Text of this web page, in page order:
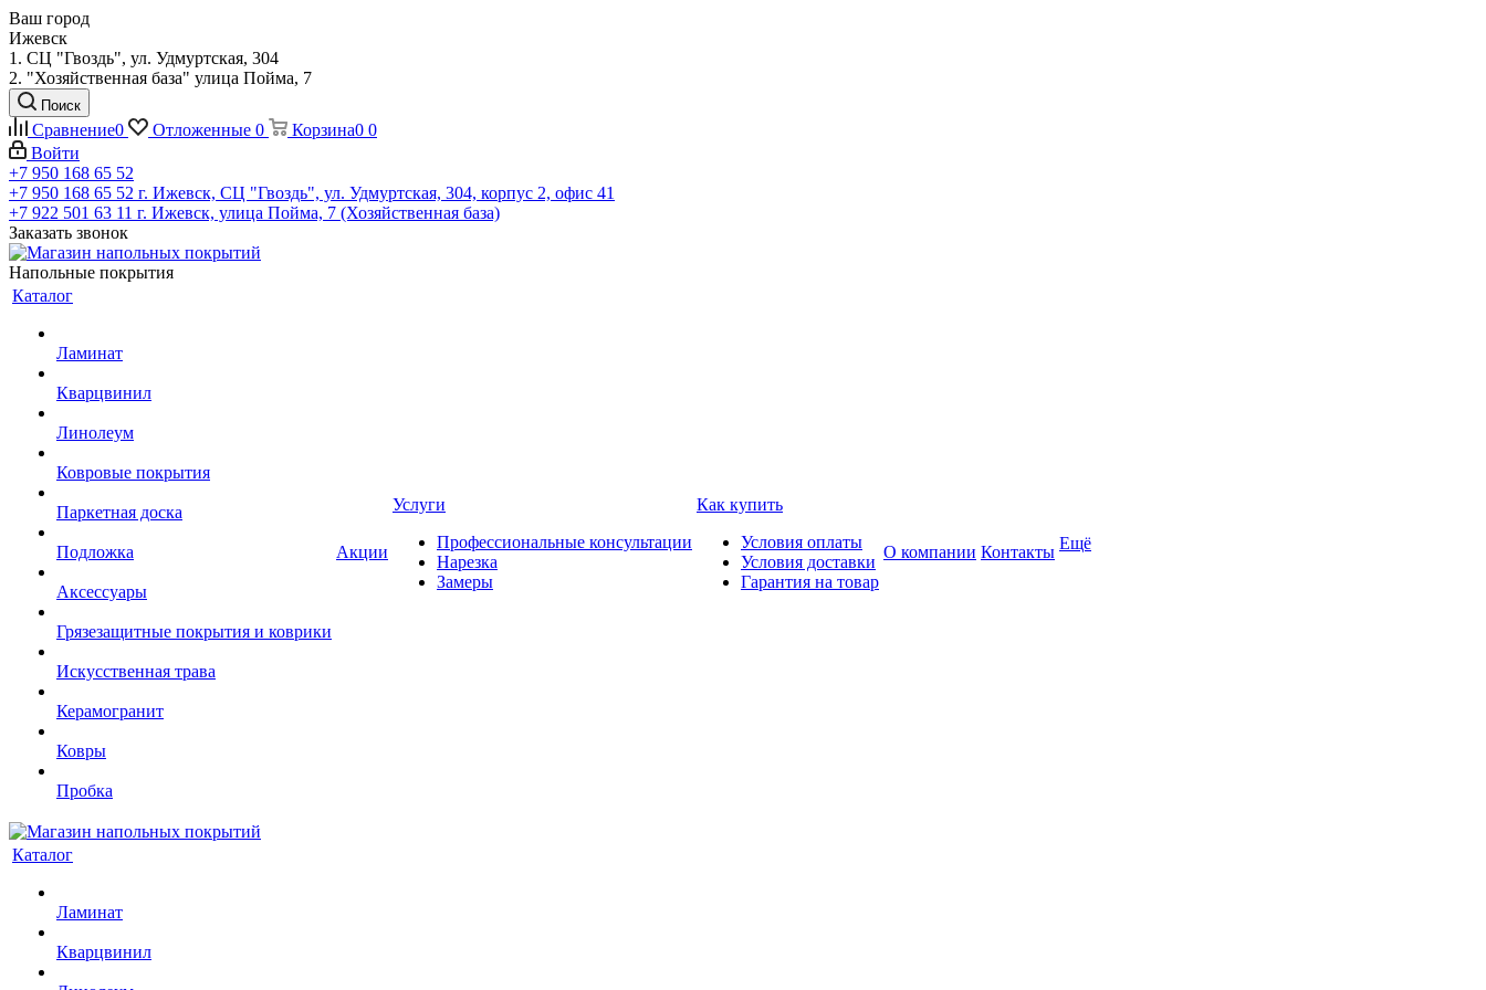
Ваш город
Ижевск
1. СЦ "Гвоздь", ул. Удмуртская, 304
2. "Хозяйственная база" улица Пойма, 7
Поиск
Сравнение0 Отложенные 0 Корзина0 0
Войти
+7 950 168 65 52
+7 950 168 65 52 г. Ижевск, СЦ "Гвоздь", ул. Удмуртская, 304, корпус 2, офис 41
+7 922 501 63 11 г. Ижевск, улица Пойма, 7 (Хозяйственная база)
Заказать звонок
Напольные покрытия
Каталог
Ламинат
Кварцвинил
Линолеум
Ковровые покрытия
Паркетная доска
Подложка
Аксессуары
Грязезащитные покрытия и коврики
Искусственная трава
Керамогранит
Ковры
Пробка
Акции
Услуги
Профессиональные консультации
Нарезка
Замеры
Как купить
Условия оплаты
Условия доставки
Гарантия на товар
О компании Контакты Ещё
Каталог
Ламинат
Кварцвинил